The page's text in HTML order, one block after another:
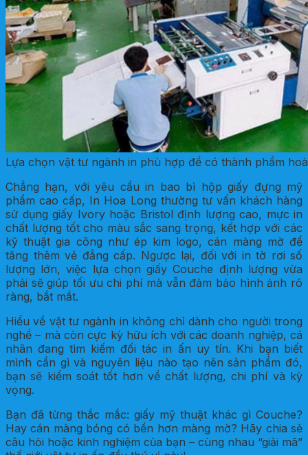
Lựa chọn vật tư ngành in phù hợp để có thành phẩm
Chẳng hạn, với yêu cầu in bao bì hộp giấy đựng mỹ
phẩm cao cấp, In Hoa Long thường tư vấn khách hàng
sử dụng giấy Ivory hoặc Bristol định lượng cao, mực in
chất lượng tốt cho màu sắc sang trọng, kết hợp với các
kỹ thuật gia công như ép kim logo, cán màng mờ để
tăng thêm vẻ đẳng cấp. Ngược lại, đối với in tờ rơi số
lượng lớn, việc lựa chọn giấy Couche định lượng vừa
phải sẽ giúp tối ưu chi phí mà vẫn đảm bảo hình ảnh rõ
ràng, bắt mắt.
Hiểu về vật tư ngành in không chỉ dành cho người trong
nghề – mà còn cực kỳ hữu ích với các doanh nghiệp, cá
nhân đang tìm kiếm đối tác in ấn uy tín. Khi bạn biết
mình cần gì và nguyên liệu nào tạo nên sản phẩm đó,
bạn sẽ kiểm soát tốt hơn về chất lượng, chi phí và kỳ
vọng.
Bạn đã từng thắc mắc: giấy mỹ thuật khác gì Couche?
Hay cán màng bóng có bền hơn màng mờ? Hãy chia sẻ
câu hỏi hoặc kinh nghiệm của bạn – cùng nhau “giải mã”